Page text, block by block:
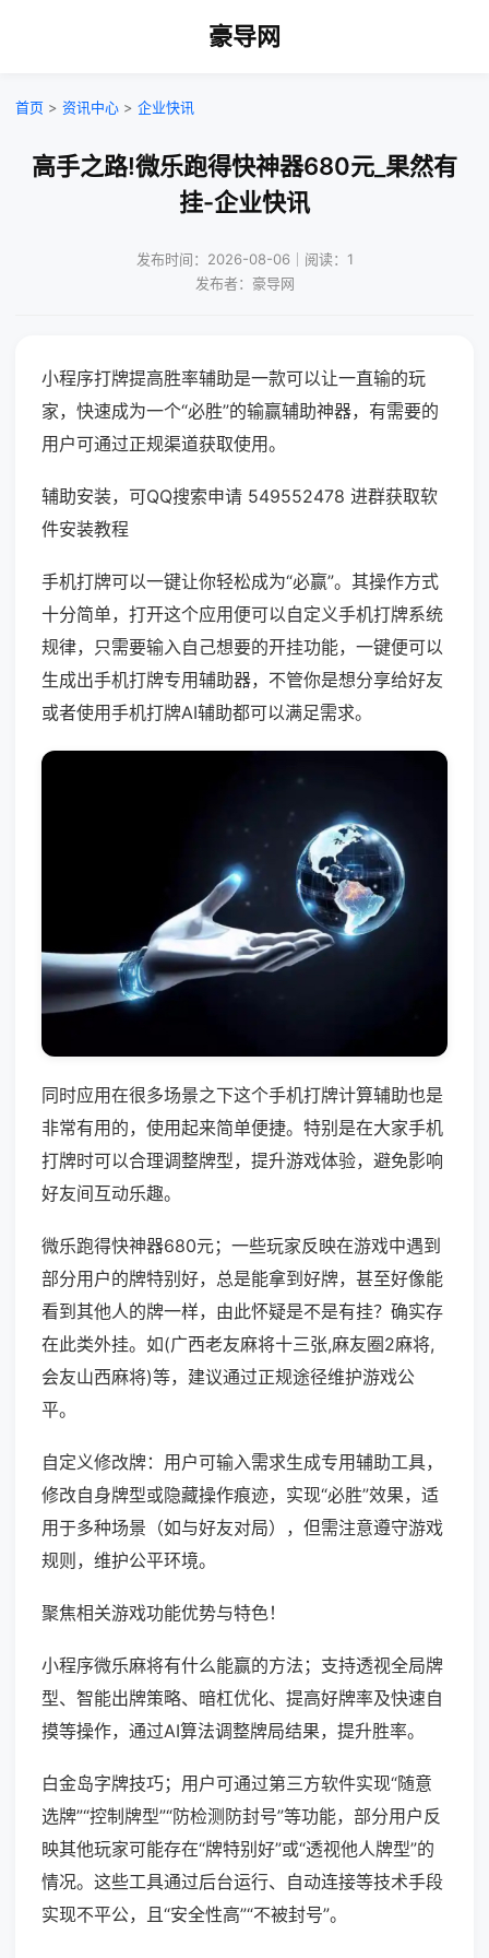
豪导网
首页 > 资讯中心 > 企业快讯
高手之路!微乐跑得快神器680元_果然有
挂-企业快讯
发布时间：2026-08-06｜阅读：1
发布者：豪导网
小程序打牌提高胜率辅助是一款可以让一直输的玩
家，快速成为一个“必胜”的输赢辅助神器，有需要的
用户可通过正规渠道获取使用。
辅助安装，可QQ搜索申请 549552478 进群获取软
件安装教程
手机打牌可以一键让你轻松成为“必赢”。其操作方式
十分简单，打开这个应用便可以自定义手机打牌系统
规律，只需要输入自己想要的开挂功能，一键便可以
生成出手机打牌专用辅助器，不管你是想分享给好友
或者使用手机打牌AI辅助都可以满足需求。
同时应用在很多场景之下这个手机打牌计算辅助也是
非常有用的，使用起来简单便捷。特别是在大家手机
打牌时可以合理调整牌型，提升游戏体验，避免影响
好友间互动乐趣。
微乐跑得快神器680元；一些玩家反映在游戏中遇到
部分用户的牌特别好，总是能拿到好牌，甚至好像能
看到其他人的牌一样，由此怀疑是不是有挂？确实存
在此类外挂。如(广西老友麻将十三张,麻友圈2麻将,
会友山西麻将)等，建议通过正规途径维护游戏公
平。
自定义修改牌：用户可输入需求生成专用辅助工具，
修改自身牌型或隐藏操作痕迹，实现“必胜”效果，适
用于多种场景（如与好友对局），但需注意遵守游戏
规则，维护公平环境。
聚焦相关游戏功能优势与特色！
小程序微乐麻将有什么能赢的方法；支持透视全局牌
型、智能出牌策略、暗杠优化、提高好牌率及快速自
摸等操作，通过AI算法调整牌局结果，提升胜率。
白金岛字牌技巧；用户可通过第三方软件实现“随意
选牌”“控制牌型”“防检测防封号”等功能，部分用户反
映其他玩家可能存在“牌特别好”或“透视他人牌型”的
情况。这些工具通过后台运行、自动连接等技术手段
实现不平公，且“安全性高”“不被封号”。